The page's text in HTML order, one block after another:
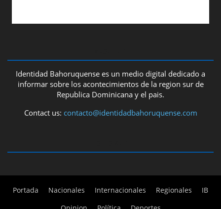
Identidad Bahoruquense es un medio digital dedicado a
informar sobre los acontecimientos de la region sur de
Republica Dominicana y el pais.
Contact us: contacto@identidadbahoruquense.com
Portada Nacionales Internacionales Regionales
IB